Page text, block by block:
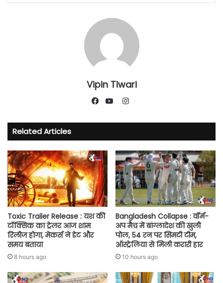
Vipin Tiwari
Instagram
Related Articles
Toxic Trailer Release : यश की
टॉक्सिक का ट्रेलर आज शाम
रिलीज होगा, मेकर्स ने डेट और
समय बताया
8 hours ago
Bangladesh Collapse : वॉर्म-
अप मैच में बांग्लादेश की खुली
पोल, 54 रन पर सिमटी टीम,
ऑस्ट्रेलिया से मिली करारी हार
10 hours ago